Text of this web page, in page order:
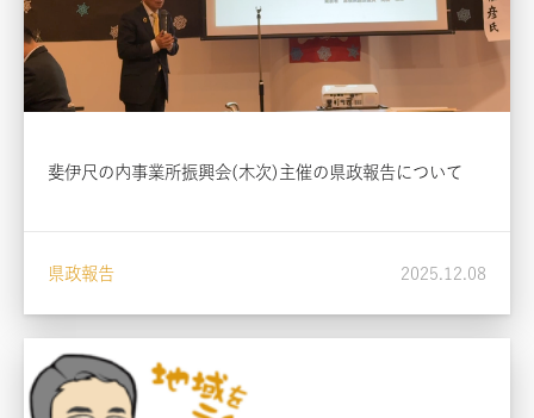
斐伊尺の内事業所振興会(木次)主催の県政報告について
県政報告 2025.12.08